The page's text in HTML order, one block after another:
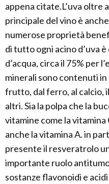
appena citate.L’uva oltre
principale del vino è
numerose proprietà
di tutto ogni acino d’uva
d’acqua, circa il 75% per
minerali sono contenuti
frutto, dal ferro, al calcio,
altri. Sia la polpa che la
vitamine come la
anche la vitamina A. in
presente il resveratrolo
importante ruolo
sostanze flavonoidi e